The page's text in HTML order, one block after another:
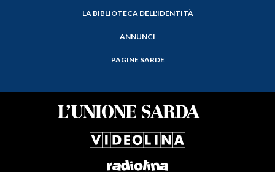
LA BIBLIOTECA DELL'IDENTITÀ
ANNUNCI
PAGINE SARDE